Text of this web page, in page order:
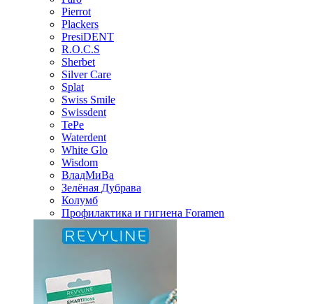
Pierrot
Plackers
PresiDENT
R.O.C.S
Sherbet
Silver Care
Splat
Swiss Smile
Swissdent
TePe
Waterdent
White Glo
Wisdom
ВладМиВа
Зелёная Дубрава
Колумб
Профилактика и гигиена Foramen